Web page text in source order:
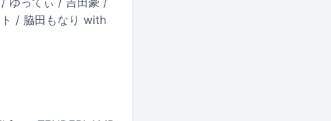
/ 脇田もなり with